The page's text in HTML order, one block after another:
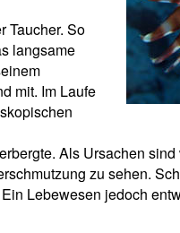
Taucher. So
langsame
mit. Im Laufe
Als Ursachen
zu sehen.
Lebewesen jedoch